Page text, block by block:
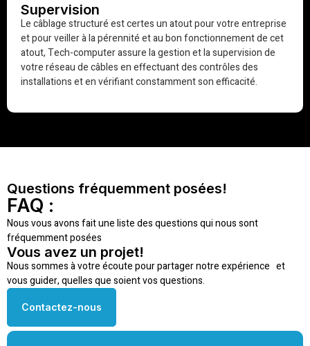
Supervision
Le câblage structuré est certes un atout pour votre entreprise
et pour veiller à la pérennité et au bon fonctionnement de cet
atout, Tech-computer assure la gestion et la supervision de
votre réseau de câbles en effectuant des contrôles des
installations et en vérifiant constamment son efficacité.
Questions fréquemment posées!
FAQ :
Nous vous avons fait une liste des questions qui nous sont
fréquemment posées
Vous avez un projet!
Nous sommes à votre écoute pour partager notre expérience et
vous guider, quelles que soient vos questions.
Contactez-nous